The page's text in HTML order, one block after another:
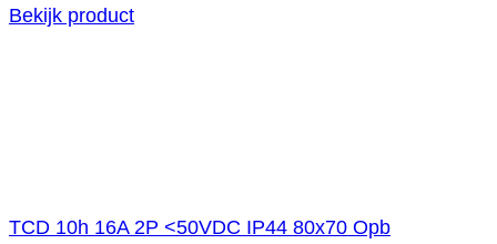
Bekijk product
TCD 10h 16A 2P <50VDC IP44 80x70 Opb